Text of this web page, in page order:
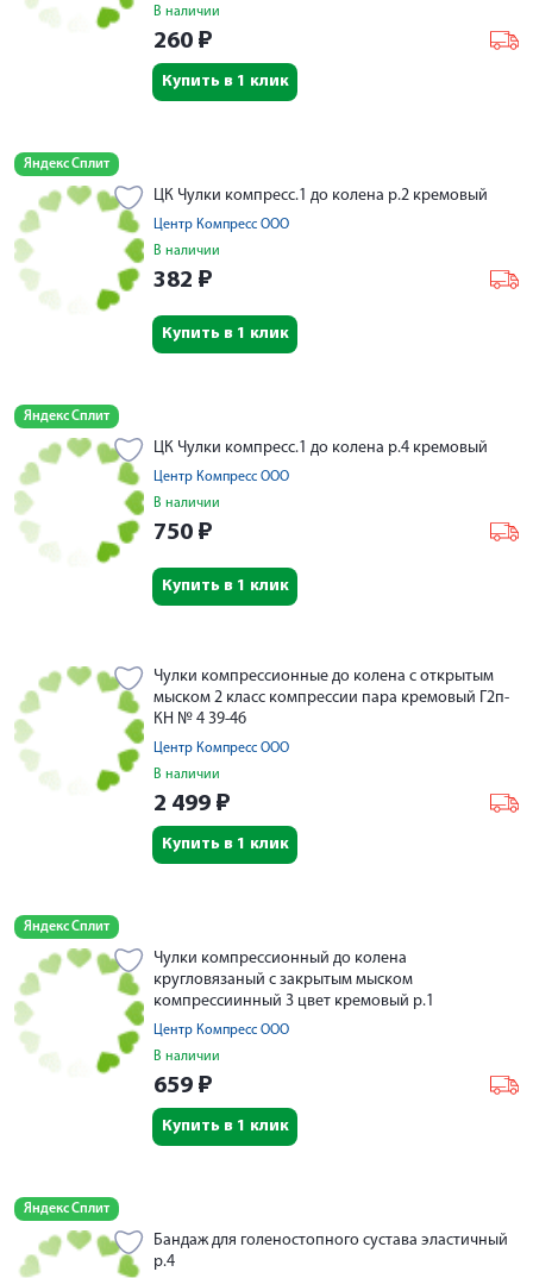
В наличии
260 ₽
Купить в 1 клик
Яндекс Сплит
ЦК Чулки компресс.1 до колена р.2 кремовый
Центр Компресс ООО
В наличии
382 ₽
Купить в 1 клик
Яндекс Сплит
ЦК Чулки компресс.1 до колена р.4 кремовый
Центр Компресс ООО
В наличии
750 ₽
Купить в 1 клик
Чулки компрессионные до колена с открытым
мыском 2 класс компрессии пара кремовый Г2п-
КН № 4 39-46
Центр Компресс ООО
В наличии
2 499 ₽
Купить в 1 клик
Яндекс Сплит
Чулки компрессионный до колена
кругловязаный с закрытым мыском
компрессиинный 3 цвет кремовый р.1
Центр Компресс ООО
В наличии
659 ₽
Купить в 1 клик
Яндекс Сплит
Бандаж для голеностопного сустава эластичный
р.4